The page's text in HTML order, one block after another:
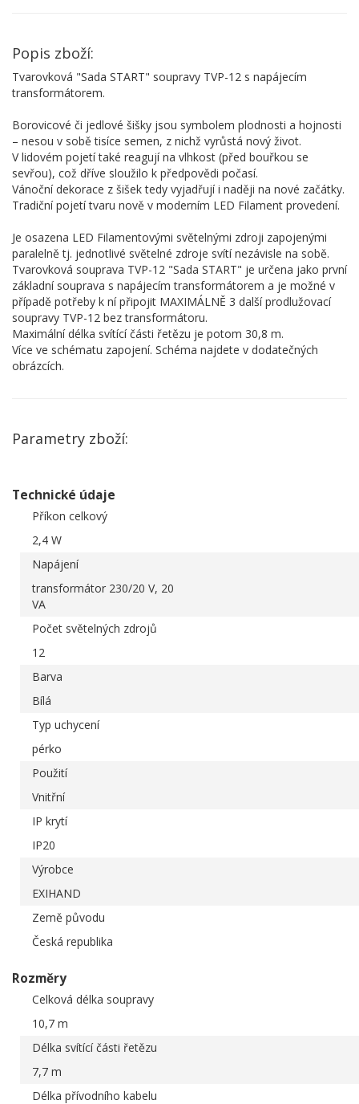
Popis zboží:
Tvarovková "Sada START" soupravy TVP-12 s napájecím
transformátorem.
Borovicové či jedlové šišky jsou symbolem plodnosti a hojnosti
– nesou v sobě tisíce semen, z nichž vyrůstá nový život.
V lidovém pojetí také reagují na vlhkost (před bouřkou se
sevřou), což dříve sloužilo k předpovědi počasí.
Vánoční dekorace z šišek tedy vyjadřují i naději na nové začátky.
Tradiční pojetí tvaru nově v moderním LED Filament provedení.
Je osazena LED Filamentovými světelnými zdroji zapojenými
paralelně tj. jednotlivé světelné zdroje svítí nezávisle na sobě.
Tvarovková souprava TVP-12 "Sada START" je určena jako první
základní souprava s napájecím transformátorem a je možné v
případě potřeby k ní připojit MAXIMÁLNĚ 3 další prodlužovací
soupravy TVP-12 bez transformátoru.
Maximální délka svítící části řetězu je potom 30,8 m.
Více ve schématu zapojení. Schéma najdete v dodatečných
obrázcích.
Parametry zboží:
Technické údaje
Příkon celkový
2,4 W
Napájení
transformátor 230/20 V, 20
VA
Počet světelných zdrojů
12
Barva
Bílá
Typ uchycení
pérko
Použití
Vnitřní
IP krytí
IP20
Výrobce
EXIHAND
Země původu
Česká republika
Rozměry
Celková délka soupravy
10,7 m
Délka svítící části řetězu
7,7 m
Délka přívodního kabelu